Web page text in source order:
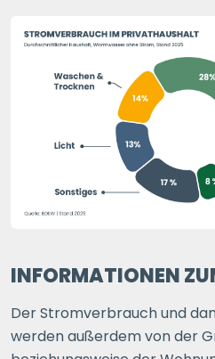
INFORMATIONEN
Der Stromverbrauch und
werden außerdem von der